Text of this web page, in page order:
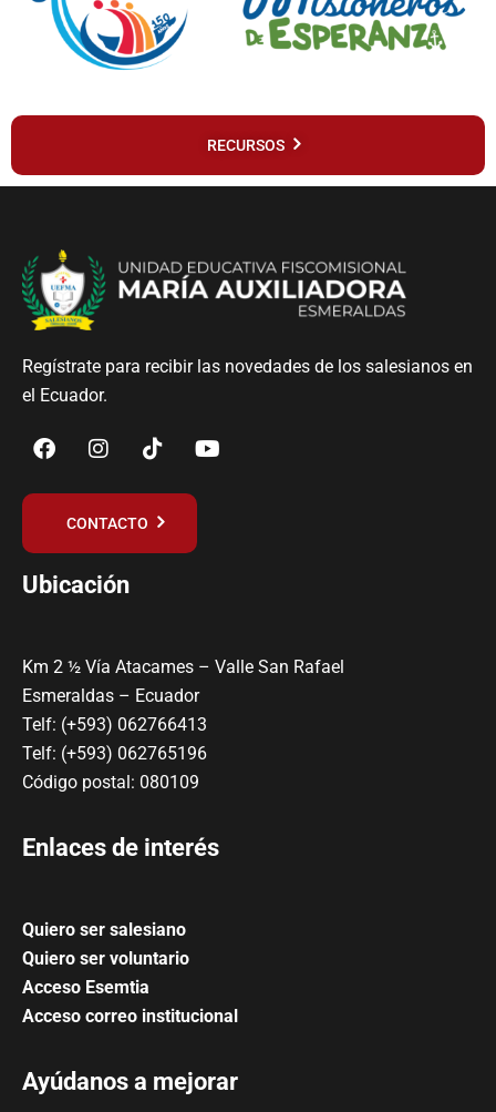
RECURSOS
Regístrate para recibir las novedades de los salesianos en
el Ecuador.
CONTACTO
Ubicación
Km 2 ½ Vía Atacames – Valle San Rafael
Esmeraldas – Ecuador
Telf: (+593) 062766413
Telf: (+593) 062765196
Código postal: 080109
Enlaces de interés
Quiero ser salesiano
Quiero ser voluntario
Acceso Esemtia
Acceso correo institucional
Ayúdanos a mejorar